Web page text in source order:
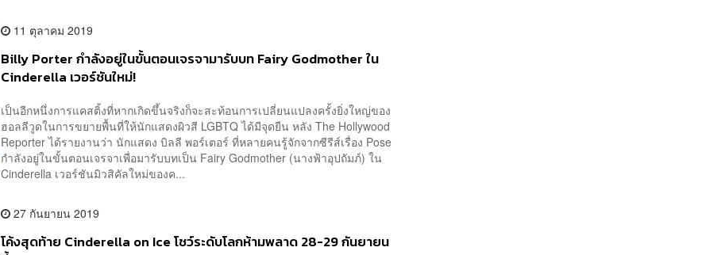
11 ตุลาคม 2019
Billy Porter กำลังอยู่ในขั้นตอนเจรจามารับบท Fairy Godmother ใน
Cinderella เวอร์ชันใหม่!
เป็นอีกหนึ่งการแคสติ้งที่หากเกิดขึ้นจริงก็จะสะท้อนการเปลี่ยนแปลงครั้งยิ่งใหญ่ของ
ฮอลลีวูดในการขยายพื้นที่ให้นักแสดงผิวสี LGBTQ ได้มีจุดยืน หลัง The Hollywood
Reporter ได้รายงานว่า นักแสดง บิลลี พอร์เตอร์ ที่หลายคนรู้จักจากซีรีส์เรื่อง Pose
กำลังอยู่ในขั้นตอนเจรจาเพื่อมารับบทเป็น Fairy Godmother (นางฟ้าอุปถัมภ์) ใน
Cinderella เวอร์ชันมิวสิคัลใหม่ของค...
27 กันยายน 2019
โค้งสุดท้าย Cinderella on Ice โชว์ระดับโลกห้ามพลาด 28-29 กันยายน